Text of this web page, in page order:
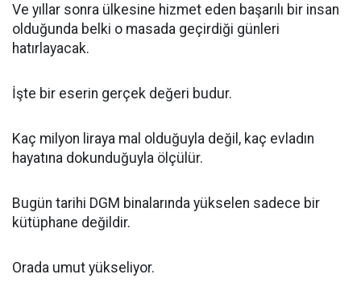
Ve yıllar sonra ülkesine hizmet eden başarılı bir insan
olduğunda belki o masada geçirdiği günleri
hatırlayacak.
İşte bir eserin gerçek değeri budur.
Kaç milyon liraya mal olduğuyla değil, kaç evladın
hayatına dokunduğuyla ölçülür.
Bugün tarihi DGM binalarında yükselen sadece bir
kütüphane değildir.
Orada umut yükseliyor.